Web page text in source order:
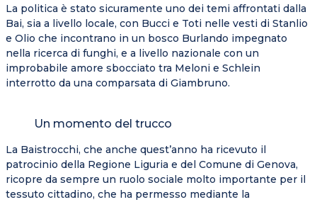
La politica è stato sicuramente uno dei temi affrontati dalla
Bai, sia a livello locale, con Bucci e Toti nelle vesti di Stanlio
e Olio che incontrano in un bosco Burlando impegnato
nella ricerca di funghi, e a livello nazionale con un
improbabile amore sbocciato tra Meloni e Schlein
interrotto da una comparsata di Giambruno.
Un momento del trucco
La Baistrocchi, che anche quest’anno ha ricevuto il
patrocinio della Regione Liguria e del Comune di Genova,
ricopre da sempre un ruolo sociale molto importante per il
tessuto cittadino, che ha permesso mediante la